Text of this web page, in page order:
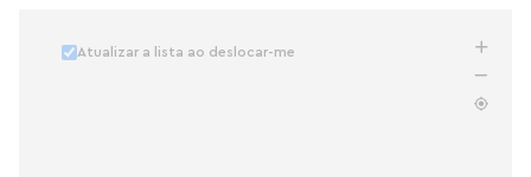
Atualizar a lista ao deslocar-me